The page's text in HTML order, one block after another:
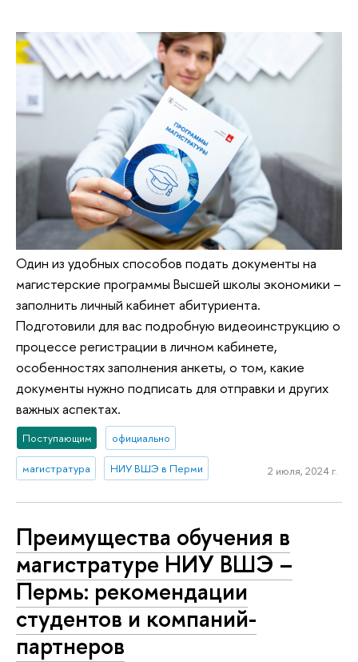
Один из удобных способов подать документы на
магистерские программы Высшей школы экономики –
заполнить личный кабинет абитуриента.
Подготовили для вас подробную видеоинструкцию о
процессе регистрации в личном кабинете,
особенностях заполнения анкеты, о том, какие
документы нужно подписать для отправки и других
важных аспектах.
Поступающим официально
магистратура НИУ ВШЭ в Перми 2 июля, 2024 г.
Преимущества обучения в
магистратуре НИУ ВШЭ –
Пермь: рекомендации
студентов и компаний-
партнеров